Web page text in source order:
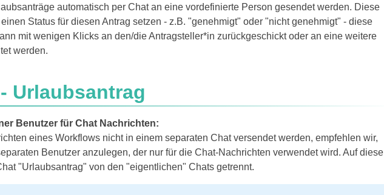
automatisch per Chat an eine vordefinierte Person gesendet werden. Diese
Status für diesen Antrag setzen - z.B. "genehmigt" oder "nicht genehmigt" - diese
mit wenigen Klicks an den/die Antragsteller*in zurückgeschickt oder an eine weitere
werden.
Urlaubsantrag
Benutzer für Chat Nachrichten:
eines Workflows nicht in einem separaten Chat versendet werden, empfehlen wir,
Benutzer anzulegen, der nur für die Chat-Nachrichten verwendet wird. Auf diese
"Urlaubsantrag" von den "eigentlichen" Chats getrennt.